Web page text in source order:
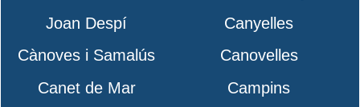
Joan Despí
Canyelles
Cànoves i Samalús
Canovelles
Canet de Mar
Campins